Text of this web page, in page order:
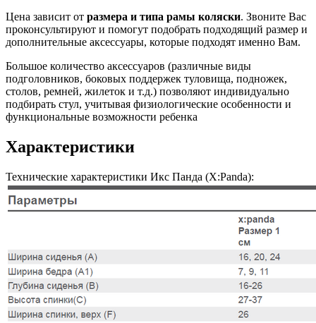
Цена зависит от размера и типа рамы коляски. Звоните Вас
проконсультируют и помогут подобрать подходящий размер и
дополнительные аксессуары, которые подходят именно Вам.
Большое количество аксессуаров (различные виды
подголовников, боковых поддержек туловища, подножек,
столов, ремней, жилеток и т.д.) позволяют индивидуально
подбирать стул, учитывая физиологические особенности и
функциональные возможности ребенка
Характеристики
Технические характеристики Икс Панда (X:Panda):